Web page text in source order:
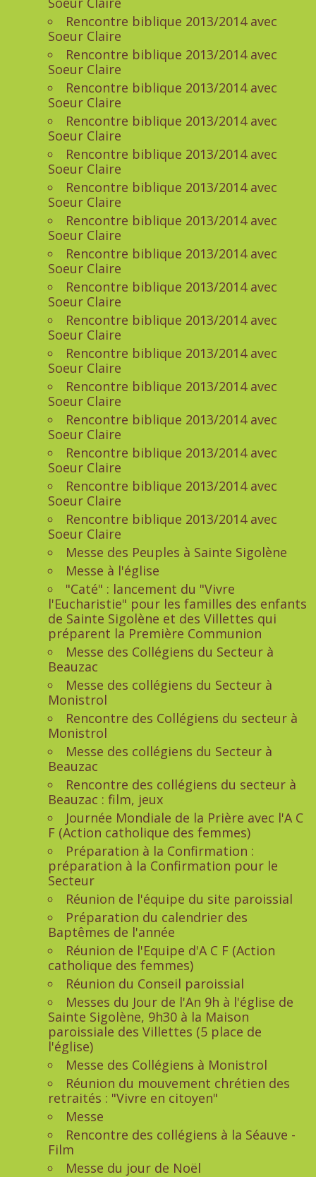
Rencontre biblique 2013/2014 avec
Soeur Claire
Rencontre biblique 2013/2014 avec
Soeur Claire
Rencontre biblique 2013/2014 avec
Soeur Claire
Rencontre biblique 2013/2014 avec
Soeur Claire
Rencontre biblique 2013/2014 avec
Soeur Claire
Rencontre biblique 2013/2014 avec
Soeur Claire
Rencontre biblique 2013/2014 avec
Soeur Claire
Rencontre biblique 2013/2014 avec
Soeur Claire
Rencontre biblique 2013/2014 avec
Soeur Claire
Rencontre biblique 2013/2014 avec
Soeur Claire
Rencontre biblique 2013/2014 avec
Soeur Claire
Rencontre biblique 2013/2014 avec
Soeur Claire
Rencontre biblique 2013/2014 avec
Soeur Claire
Rencontre biblique 2013/2014 avec
Soeur Claire
Rencontre biblique 2013/2014 avec
Soeur Claire
Rencontre biblique 2013/2014 avec
Soeur Claire
Messe des Peuples à Sainte Sigolène
Messe à l'église
"Caté" : lancement du "Vivre
l'Eucharistie" pour les familles des enfants
de Sainte Sigolène et des Villettes qui
préparent la Première Communion
Messe des Collégiens du Secteur à
Beauzac
Messe des collégiens du Secteur à
Monistrol
Rencontre des Collégiens du secteur à
Monistrol
Messe des collégiens du Secteur à
Beauzac
Rencontre des collégiens du secteur à
Beauzac : film, jeux
Journée Mondiale de la Prière avec l'A C
F (Action catholique des femmes)
Préparation à la Confirmation :
préparation à la Confirmation pour le
Secteur
Réunion de l'équipe du site paroissial
Préparation du calendrier des
Baptêmes de l'année
Réunion de l'Equipe d'A C F (Action
catholique des femmes)
Réunion du Conseil paroissial
Messes du Jour de l'An 9h à l'église de
Sainte Sigolène, 9h30 à la Maison
paroissiale des Villettes (5 place de
l'église)
Messe des Collégiens à Monistrol
Réunion du mouvement chrétien des
retraités : "Vivre en citoyen"
Messe
Rencontre des collégiens à la Séauve -
Film
Messe du jour de Noël